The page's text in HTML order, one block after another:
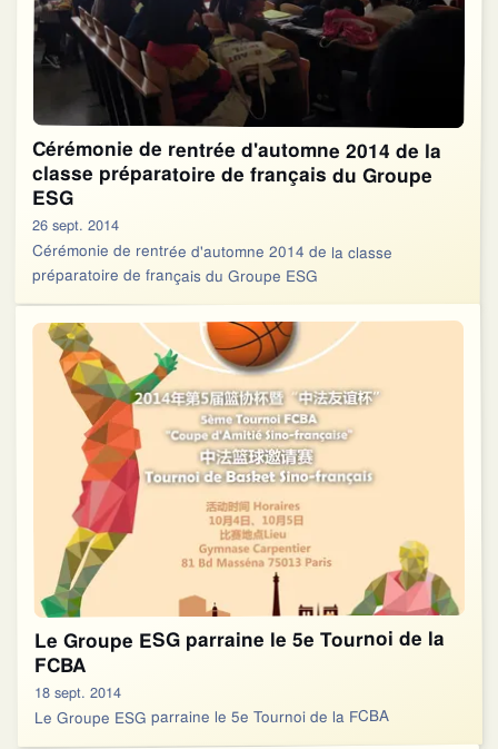
Cérémonie de rentrée d'automne 2014 de la
classe préparatoire de français du Groupe
ESG
26 sept. 2014
Cérémonie de rentrée d'automne 2014 de la classe
préparatoire de français du Groupe ESG
Le Groupe ESG parraine le 5e Tournoi de la
FCBA
18 sept. 2014
Le Groupe ESG parraine le 5e Tournoi de la FCBA